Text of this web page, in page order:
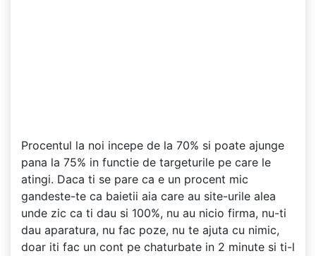
Procentul la noi incepe de la 70% si poate ajunge
pana la 75% in functie de targeturile pe care le
atingi. Daca ti se pare ca e un procent mic
gandeste-te ca baietii aia care au site-urile alea
unde zic ca ti dau si 100%, nu au nicio firma, nu-ti
dau aparatura, nu fac poze, nu te ajuta cu nimic,
doar iti fac un cont pe chaturbate in 2 minute si ti-l